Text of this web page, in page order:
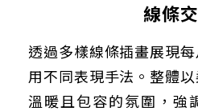
線條
透過多樣線條插畫展現
用不同表現手法。整體
溫暖且包容的氛圍，強